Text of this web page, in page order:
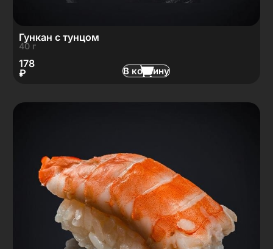
Гункан с тунцом
40 г
178
₽
В корзину